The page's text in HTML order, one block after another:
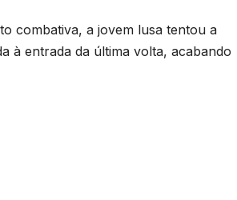
combativa, a jovem lusa tentou a
à entrada da última volta, acabando